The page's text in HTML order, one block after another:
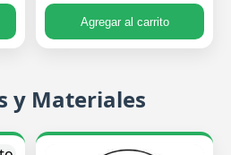
Agregar al carrito
y Materiales